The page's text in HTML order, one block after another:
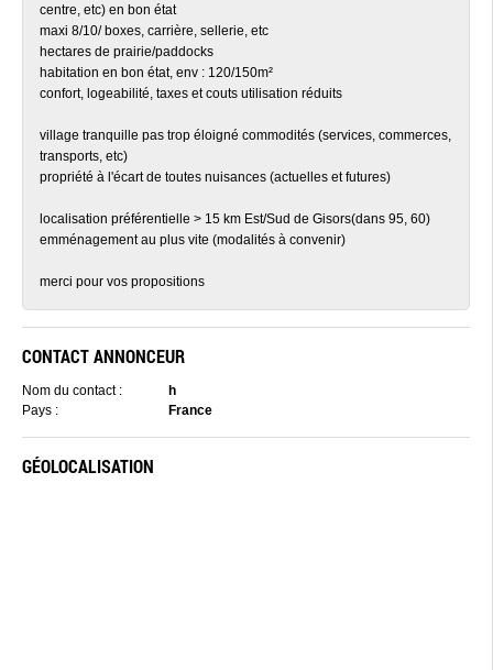
centre, etc) en bon état
maxi 8/10/ boxes, carrière, sellerie, etc
hectares de prairie/paddocks
habitation en bon état, env : 120/150m²
confort, logeabilité, taxes et couts utilisation réduits
village tranquille pas trop éloigné commodités (services, commerces,
transports, etc)
propriété à l'écart de toutes nuisances (actuelles et futures)
localisation préférentielle > 15 km Est/Sud de Gisors(dans 95, 60)
emménagement au plus vite (modalités à convenir)
merci pour vos propositions
CONTACT ANNONCEUR
Nom du contact :
h
Pays :
France
GÉOLOCALISATION